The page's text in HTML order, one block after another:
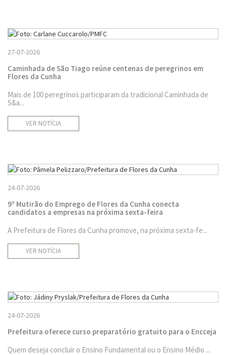
27-07-2026
Caminhada de São Tiago reúne centenas de peregrinos em
Flores da Cunha
Mais de 100 peregrinos participaram da tradicional Caminhada de
S&a...
VER NOTÍCIA
24-07-2026
9º Mutirão do Emprego de Flores da Cunha conecta
candidatos a empresas na próxima sexta-feira
A Prefeitura de Flores da Cunha promove, na próxima sexta-fe...
VER NOTÍCIA
24-07-2026
Prefeitura oferece curso preparatório gratuito para o Encceja
Quem deseja concluir o Ensino Fundamental ou o Ensino Médio ...